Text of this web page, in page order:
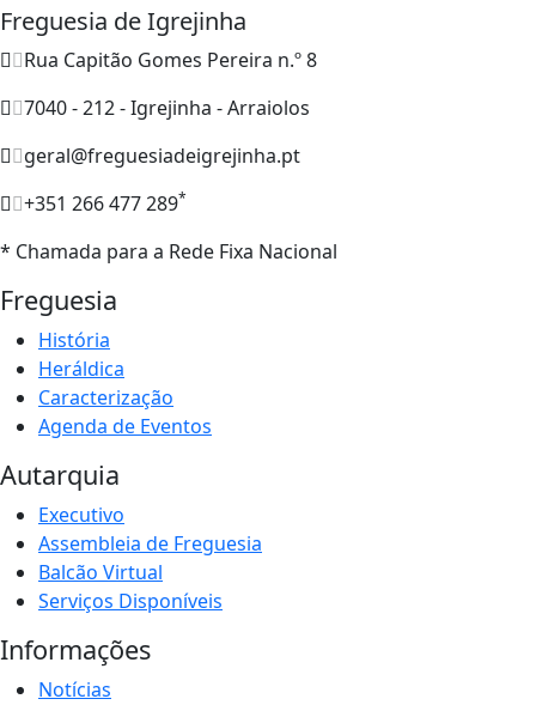
Freguesia de Igrejinha
Rua Capitão Gomes Pereira n.º 8
7040 - 212 - Igrejinha - Arraiolos
geral@freguesiadeigrejinha.pt
+351 266 477 289*
* Chamada para a Rede Fixa Nacional
Freguesia
História
Heráldica
Caracterização
Agenda de Eventos
Autarquia
Executivo
Assembleia de Freguesia
Balcão Virtual
Serviços Disponíveis
Informações
Notícias